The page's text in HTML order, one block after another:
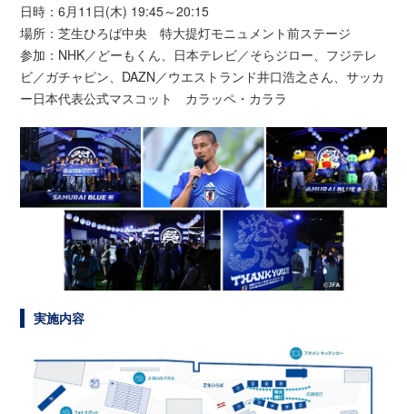
日時：6月11日(木) 19:45～20:15
場所：芝生ひろば中央 特大提灯モニュメント前ステージ
参加：NHK／どーもくん、日本テレビ／そらジロー、フジテレ
ビ／ガチャピン、DAZN／ウエストランド井口浩之さん、サッカ
ー日本代表公式マスコット カラッペ・カララ
実施内容